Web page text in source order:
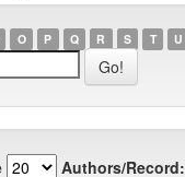
O P Q R S T U
Authors/Record: